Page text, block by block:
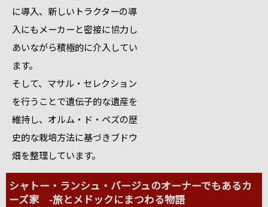
に導入、新しいトラクターの導
入にもメーカーと密接に協力し
あいながら積極的に介入してい
ます。
そして、マサル・セレクション
を行うことで遺伝子的な遺産を
維持し、オルム・ド・ペズの歴
史的な栽培方法に基づきブドウ
畑を整理しています。
シャトー・ランシュ・バージュのオーナーでもあるカ
ーズ家 -旅とメドックにまつわる物語